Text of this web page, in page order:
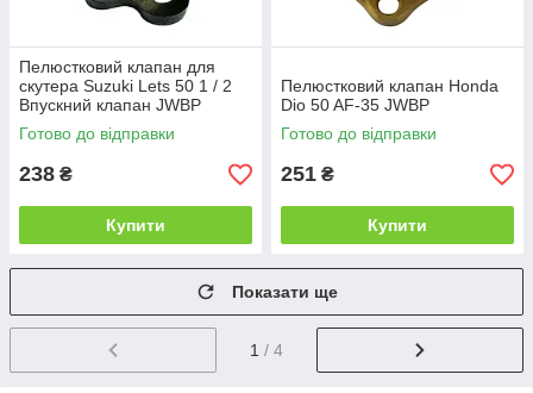
Пелюстковий клапан для
скутера Suzuki Lets 50 1 / 2
Впускний клапан JWBP
Готово до відправки
238 ₴
Купити
Пелюстковий клапан Honda
Dio 50 AF-35 JWBP
Готово до відправки
251 ₴
Купити
Показати ще
1 / 4